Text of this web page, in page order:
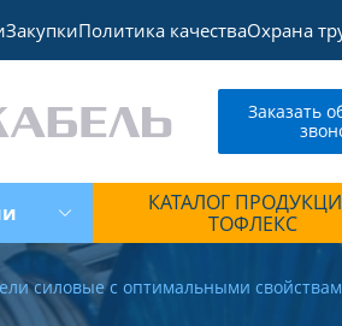
ЗакупкиПолитика качестваОхрана
Заказать
КАТАЛОГ
ТОФЛЕКС
силовые с оптимальными